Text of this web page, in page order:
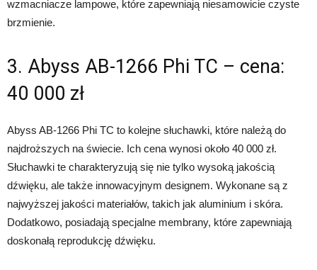
wzmacniacze lampowe, które zapewniają niesamowicie czyste
brzmienie.
3. Abyss AB-1266 Phi TC – cena:
40 000 zł
Abyss AB-1266 Phi TC to kolejne słuchawki, które należą do
najdroższych na świecie. Ich cena wynosi około 40 000 zł.
Słuchawki te charakteryzują się nie tylko wysoką jakością
dźwięku, ale także innowacyjnym designem. Wykonane są z
najwyższej jakości materiałów, takich jak aluminium i skóra.
Dodatkowo, posiadają specjalne membrany, które zapewniają
doskonałą reprodukcję dźwięku.